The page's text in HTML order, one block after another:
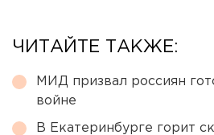
ЧИТАЙТЕ ТАКЖЕ:
МИД призвал россиян
войне
В Екатеринбурге горит